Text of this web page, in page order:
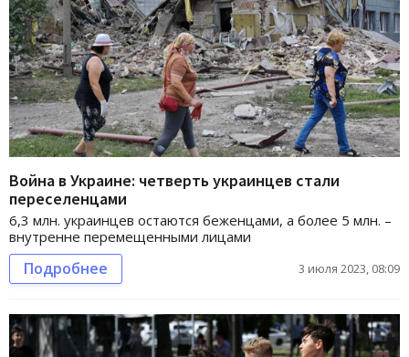
Война в Украине: четверть украинцев стали
переселенцами
6,3 млн. украинцев остаются беженцами, а более 5 млн. –
внутренне перемещенными лицами
Подробнее 3 июля 2023, 08:09